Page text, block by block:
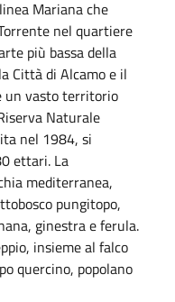
Mariana che
nel quartiere
più bassa della
Città di Alcamo e il
un vasto territorio
Naturale
nel 1984, si
ettari. La
mediterranea,
pungitopo,
ginestra e ferula.
insieme al falco
quercino, popolano